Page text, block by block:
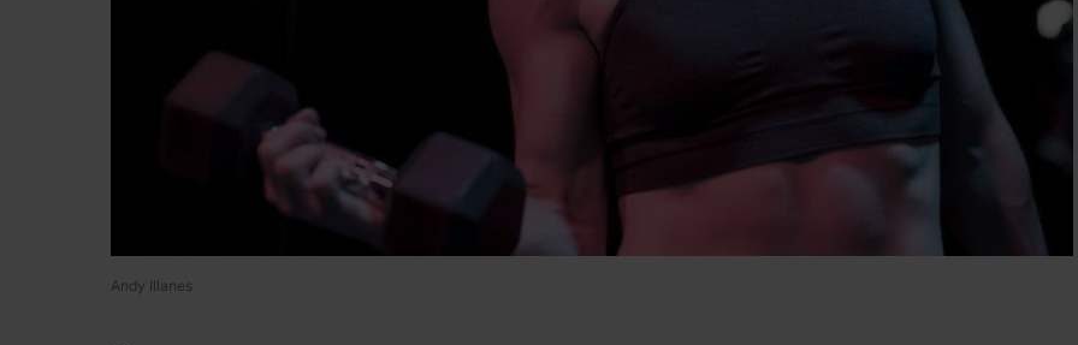
Andy Illanes